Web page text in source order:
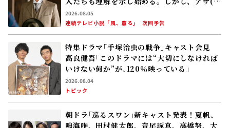
山加恋)の容体はなかなか改善せず……
2026.08.05
連続テレビ小説「風、薫る」
次回予告
特集ドラマ｢手塚治虫の戦争｣キャスト会見
高良健吾｢このドラマには“大切にしなければ
いけない何か”が､120％映っている」
2026.08.04
トピック
朝ドラ｢巡るスワン｣新キャスト発表！夏帆、
鳴海唯、田村健太郎、音尾琢真、高橋努、大